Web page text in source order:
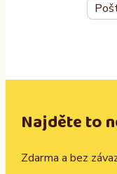
Najděte to
Zdarma a bez